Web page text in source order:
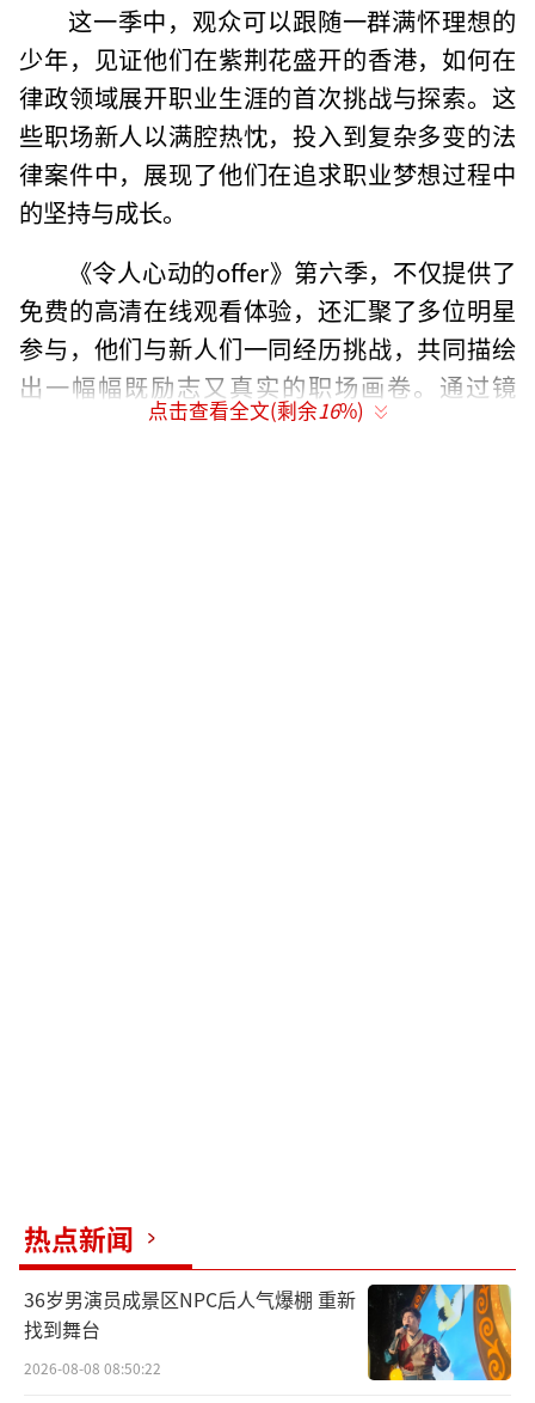
这一季中，观众可以跟随一群满怀理想的
少年，见证他们在紫荆花盛开的香港，如何在
律政领域展开职业生涯的首次挑战与探索。这
些职场新人以满腔热忱，投入到复杂多变的法
律案件中，展现了他们在追求职业梦想过程中
的坚持与成长。
《令人心动的offer》第六季，不仅提供了
免费的高清在线观看体验，还汇聚了多位明星
参与，他们与新人们一同经历挑战，共同描绘
出一幅幅既励志又真实的职场画卷。通过镜
头，观众不仅能感受到香港这座城市的独特魅
点击查看全文(剩余16%)
热点新闻
36岁男演员成景区NPC后人气爆棚 重新
找到舞台
2026-08-08 08:50:22